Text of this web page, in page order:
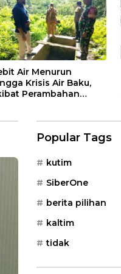
Air Menurun
Krisis Air Baku,
Perambahan
Popular Tags
kutim
SiberOne
berita pilihan
kaltim
tidak